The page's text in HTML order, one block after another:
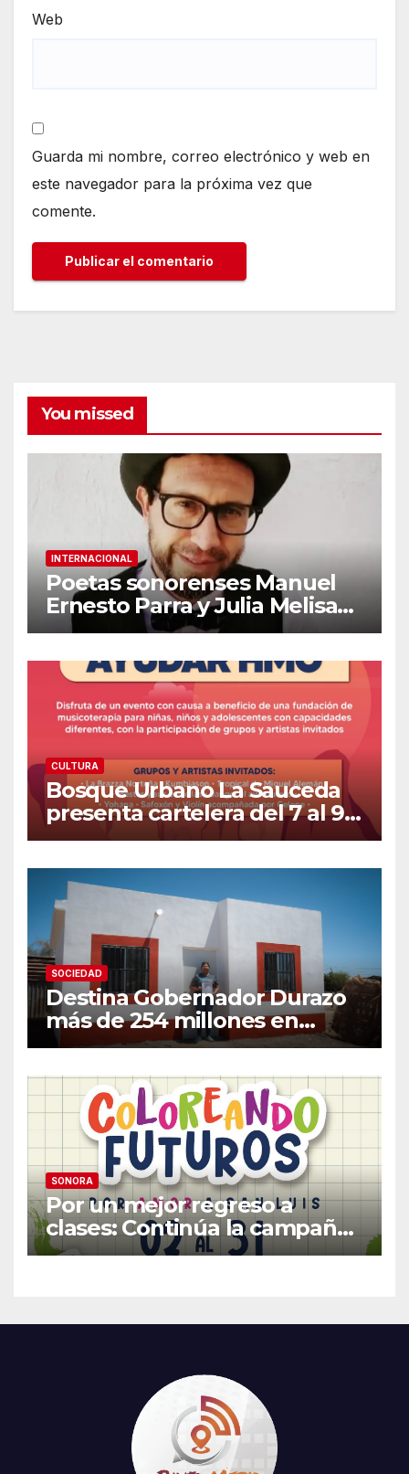
Web
Guarda mi nombre, correo electrónico y web en
este navegador para la próxima vez que
comente.
You missed
INTERNACIONAL
Poetas sonorenses Manuel
Ernesto Parra y Julia Melisa
Rivas representarán a México
CULTURA
Bosque Urbano La Sauceda
presenta cartelera del 7 al 9
de agosto: Talleres, ecología,
causa
SOCIEDAD
Destina Gobernador Durazo
más de 254 millones en
acciones de vivienda para
SONORA
Por un mejor regreso a
clases: Continúa la campaña
de recolección de útiles